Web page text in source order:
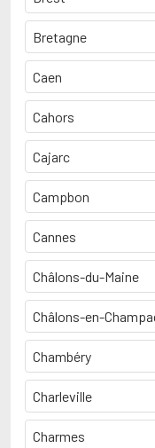
Bretagne
Caen
Cahors
Cajarc
Campbon
Cannes
Châlons-du-Maine
Châlons-en-
Chambéry
Charleville
Charmes